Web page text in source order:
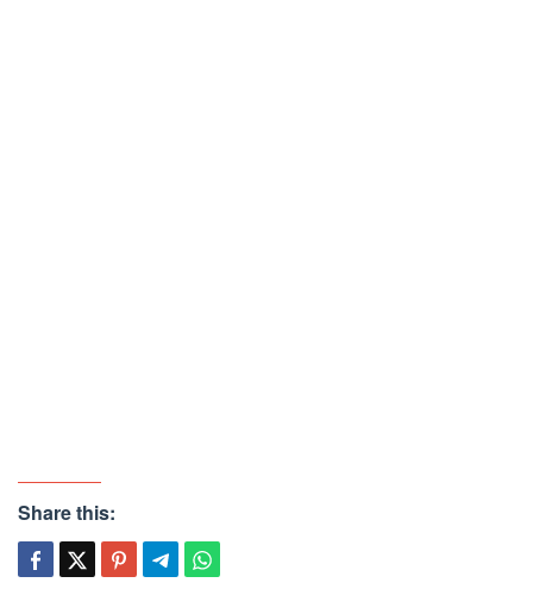
Share this: